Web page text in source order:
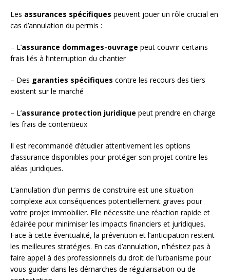
Les assurances spécifiques peuvent jouer un rôle crucial en
cas d’annulation du permis :
– L’assurance dommages-ouvrage peut couvrir certains
frais liés à l’interruption du chantier
– Des garanties spécifiques contre les recours des tiers
existent sur le marché
– L’assurance protection juridique peut prendre en charge
les frais de contentieux
Il est recommandé d’étudier attentivement les options
d’assurance disponibles pour protéger son projet contre les
aléas juridiques.
L’annulation d’un permis de construire est une situation
complexe aux conséquences potentiellement graves pour
votre projet immobilier. Elle nécessite une réaction rapide et
éclairée pour minimiser les impacts financiers et juridiques.
Face à cette éventualité, la prévention et l’anticipation restent
les meilleures stratégies. En cas d’annulation, n’hésitez pas à
faire appel à des professionnels du droit de l’urbanisme pour
vous guider dans les démarches de régularisation ou de